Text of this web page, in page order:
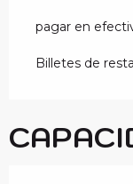
pagar en
Billetes de